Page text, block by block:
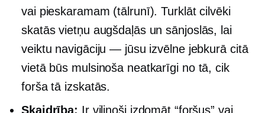
vai pieskaramam (tālrunī). Turklāt cilvēki
skatās vietņu augšdaļās un sānjoslās, lai
veiktu navigāciju — jūsu izvēlne jebkurā citā
vietā būs mulsinoša neatkarīgi no tā, cik
forša tā izskatās.
Skaidrība: Ir vilinoši izdomāt “foršus” vai